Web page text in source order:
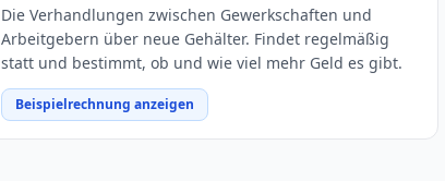
Die Verhandlungen zwischen Gewerkschaften und
Arbeitgebern über neue Gehälter. Findet regelmäßig
statt und bestimmt, ob und wie viel mehr Geld es gibt.
Beispielrechnung anzeigen